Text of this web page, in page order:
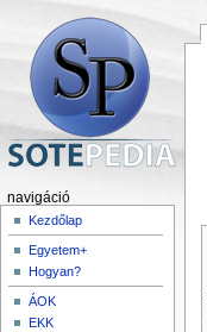
navigáció
Kezdőlap
Egyetem+
Hogyan?
ÁOK
EKK